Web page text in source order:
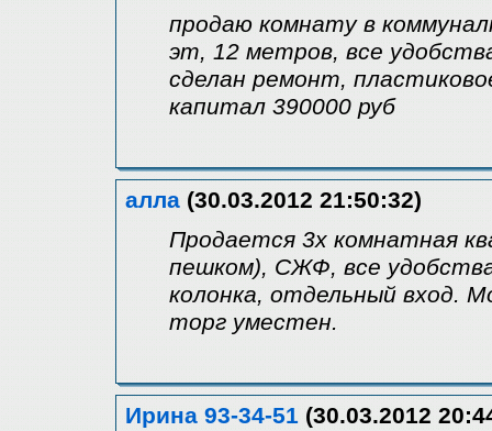
продаю комнату в
эт, 12 метров, все
сделан ремонт,
капитал 390000 руб
алла (30.03.2012 21:50:32)
Продается 3х комнатная
пешком), СЖФ, все
колонка, отдельный вход.
торг уместен.
Ирина 93-34-51 (30.03.2012